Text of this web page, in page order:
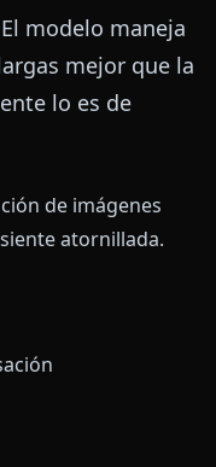
modelo maneja
mejor que la
lo es de
de imágenes
atornillada.